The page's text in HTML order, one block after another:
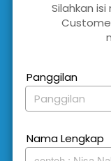
Silahkan
Panggilan
Panggilan
Nama Lengkap